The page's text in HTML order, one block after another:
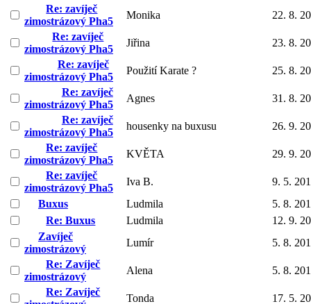
Re: zavíječ
zimostrázový Pha5
Monika
22. 8.
Re: zavíječ
zimostrázový Pha5
Jiřina
23. 8.
Re: zavíječ
zimostrázový Pha5
Použití Karate ?
25. 8.
Re: zavíječ
zimostrázový Pha5
Agnes
31. 8.
Re: zavíječ
zimostrázový Pha5
housenky na buxusu
26. 9.
Re: zavíječ
zimostrázový Pha5
KVĚTA
29. 9.
Re: zavíječ
zimostrázový Pha5
Iva B.
9. 5.
Buxus
Ludmila
5. 8.
Re: Buxus
Ludmila
12. 9.
Zavíječ
zimostrázový
Lumír
5. 8.
Re: Zavíječ
zimostrázový
Alena
5. 8.
Re: Zavíječ
Tonda
17. 5.